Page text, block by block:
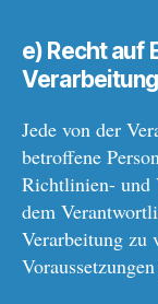
e) Recht auf
Verarbeitung
Jede von der
betroffene
Richtlinien- und
dem
Verarbeitung zu